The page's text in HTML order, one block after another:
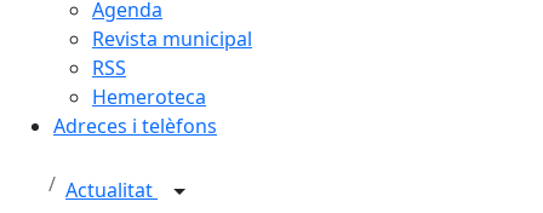
Agenda
Revista municipal
RSS
Hemeroteca
Adreces i telèfons
Actualitat